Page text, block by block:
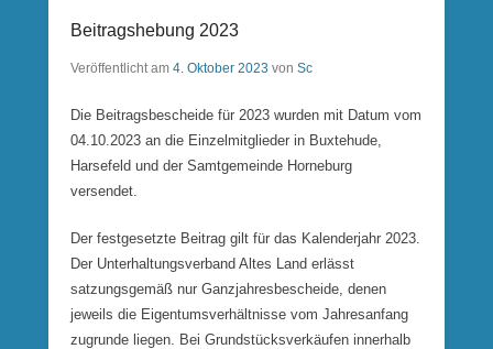
Beitragshebung 2023
Veröffentlicht am 4. Oktober 2023 von Sc
Die Beitragsbescheide für 2023 wurden mit Datum vom
04.10.2023 an die Einzelmitglieder in Buxtehude,
Harsefeld und der Samtgemeinde Horneburg
versendet.
Der festgesetzte Beitrag gilt für das Kalenderjahr 2023.
Der Unterhaltungsverband Altes Land erlässt
satzungsgemäß nur Ganzjahresbescheide, denen
jeweils die Eigentumsverhältnisse vom Jahresanfang
zugrunde liegen. Bei Grundstücksverkäufen innerhalb